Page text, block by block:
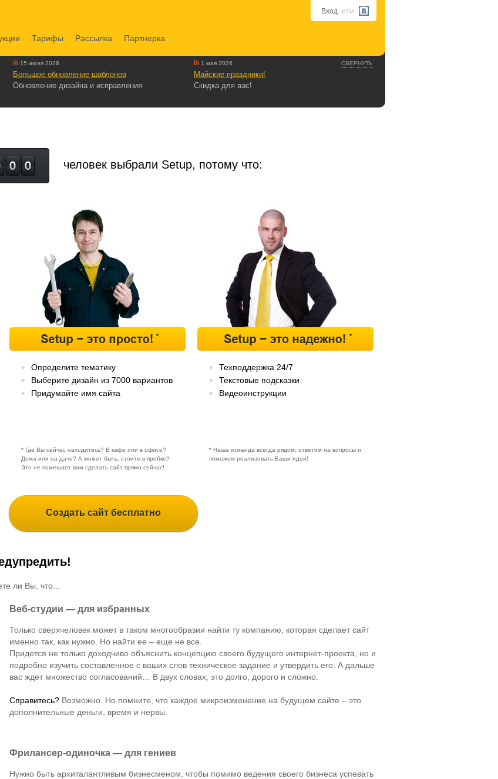
Вход или
Тарифы Рассылка Партнерка
СВЕРНУТЬ
15 июня 2026
Большое обновление шаблонов
Обновление дизайна и исправления
1 мая 2026
Майские праздники!
Скидка для вас!
человек выбрали Setup, потому что:
Определите тематику
Выберите дизайн из 7000 вариантов
Придумайте имя сайта
* Где Вы сейчас находитесь? В кафе или в офисе?
Дома или на даче? А может быть, стоите в пробке?
Это не помешает вам сделать сайт прямо сейчас!
Техподдержка 24/7
Текстовые подсказки
Видеоинструкции
* Наша команда всегда рядом: ответим на вопросы и
поможем реализовать Ваши идеи!
Создать сайт бесплатно
ли Вы, что...
Веб-студии — для избранных
Только сверхчеловек может в таком многообразии найти ту компанию, которая сделает сайт
именно так, как нужно. Но найти ее – еще не все.
Придется не только доходчиво объяснить концепцию своего будущего интернет-проекта, но и
подробно изучить составленное с ваших слов техническое задание и утвердить его. А дальше
вас ждет множество согласований… В двух словах, это долго, дорого и сложно.
Справитесь? Возможно. Но помните, что каждое микроизменение на будущем сайте – это
дополнительные деньги, время и нервы.
Фрилансер-одиночка — для гениев
Нужно быть архиталантливым бизнесменом, чтобы помимо ведения своего бизнеса успевать